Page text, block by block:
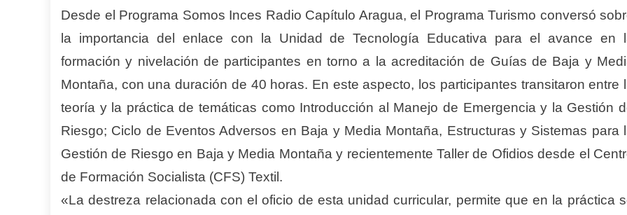
Desde el Programa Somos Inces Radio Capítulo Aragua, el Programa Turismo conversó
la importancia del enlace con la Unidad de Tecnología Educativa para el avance en
formación y nivelación de participantes en torno a la acreditación de Guías de Baja y
Montaña, con una duración de 40 horas. En este aspecto, los participantes transitaron entre
teoría y la práctica de temáticas como Introducción al Manejo de Emergencia y la Gestión
Riesgo; Ciclo de Eventos Adversos en Baja y Media Montaña, Estructuras y Sistemas para
Gestión de Riesgo en Baja y Media Montaña y recientemente Taller de Ofidios desde el
de Formación Socialista (CFS) Textil.
«La destreza relacionada con el oficio de esta unidad curricular, permite que en la práctica